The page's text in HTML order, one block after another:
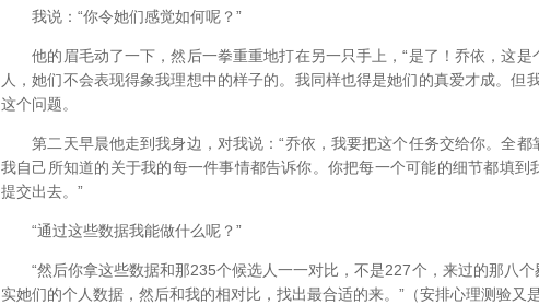
我说：“你令她们感觉如何呢？”
他的眉毛动了一下，然后一拳重重地打在另一只手上，“是了！乔依，这是
人，她们不会表现得象我理想中的样子的。我同样也得是她们的真爱才成。但
这个问题。
第二天早晨他走到我身边，对我说：“乔依，我要把这个任务交给你。全都
我自己所知道的关于我的每一件事情都告诉你。你把每一个可能的细节都填
提交出去。”
“通过这些数据我能做什么呢？”
“然后你拿这些数据和那235个候选人一一对比，不是227个，来过的那八个
实她们的个人数据，然后和我的相对比，找出最合适的来。”（安排心理测验又